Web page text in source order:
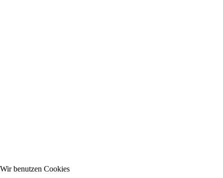
Wir benutzen Cookies